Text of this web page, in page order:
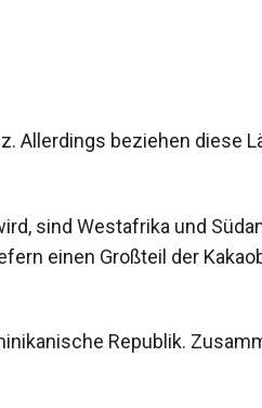
Allerdings beziehen diese
sind Westafrika und
einen Großteil der
Republik.